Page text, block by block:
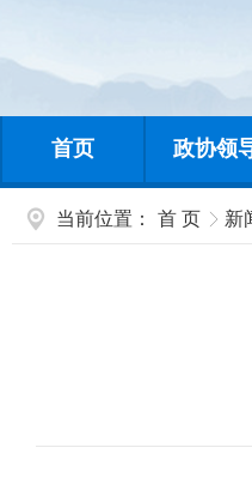
首页 政协领
当前位置： 首 页 新